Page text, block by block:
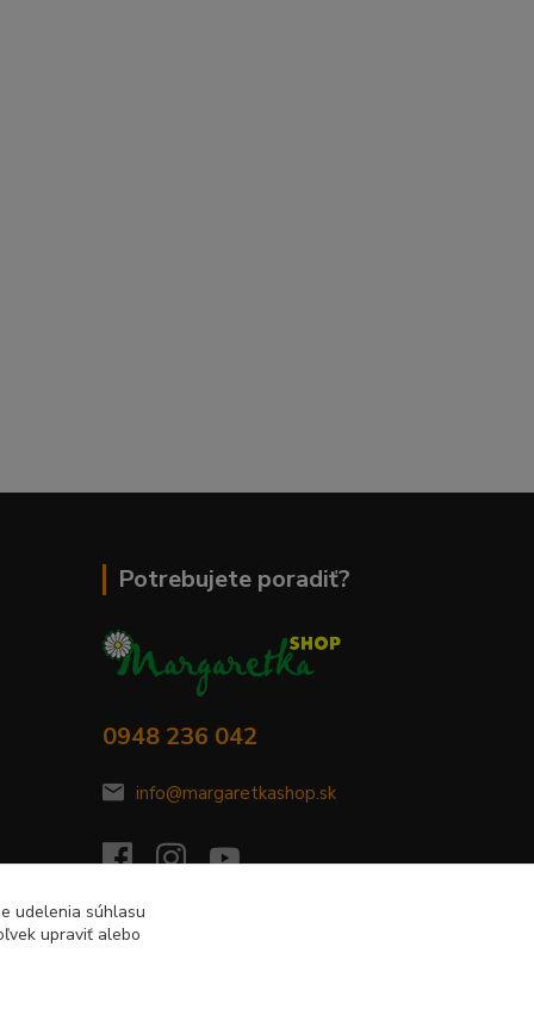
Potrebujete poradiť?
0948 236 042
info@margaretkashop.sk
udelenia súhlasu
upraviť alebo